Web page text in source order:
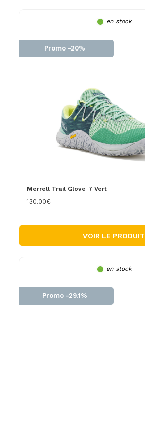
en stock
Promo -20%
Merrell Trail Glove 7 Vert
130.00€
VOIR LE PRODUIT
en stock
Promo -29.1%